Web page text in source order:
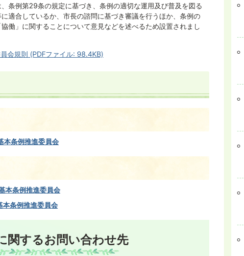
条例第29条の規定に基づき、条例の適切な運用及び普及を図る
適合しているか、市長の諮問に基づき審議を行うほか、条例の
働」に関することについて意見などを述べるため設置されまし
会規則 (PDFファイル: 98.4KB)
本条例推進委員会
本条例推進委員会
本条例推進委員会
関するお問い合わせ先